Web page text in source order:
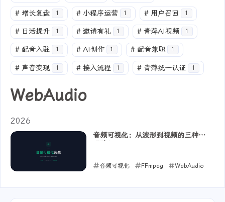
# 增长复盘 1 # 小程序运营 1 # 用户召回 1
# 日活提升 1 # 邀请有礼 1 # 青萍AI视频 1
# 配音入驻 1 # AI创作 1 # 配音兼职 1
# 声音变现 1 # 接入流程 1 # 青萍统一认证 1
WebAudio
2026
音频可视化：从波形到视频的三种实
音频可视化 FFmpeg WebAudio